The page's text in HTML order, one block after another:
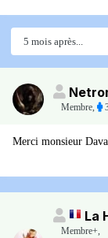
5 mois après...
Membre
Merci monsieur
La
Membre+,